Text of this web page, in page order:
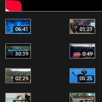
06:41 01:23
30:39 0:49
02:29 05:25